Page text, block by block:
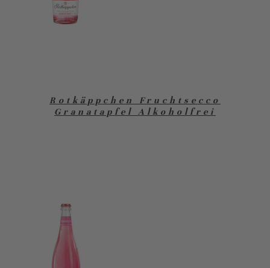
Rotkäppchen Fruchtsecco
Granatapfel Alkoholfrei